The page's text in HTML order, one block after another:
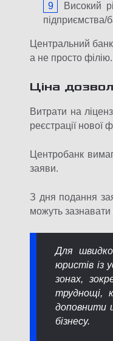
Високий
підприємства/
Центральний
а не просто філію.
Ціна
Витрати на
реєстрації нової
Центробанк
заяви.
З дня подання
можуть зазнавати
Для
юристів із
зонах,
труднощі,
доповнити
бізнесу.